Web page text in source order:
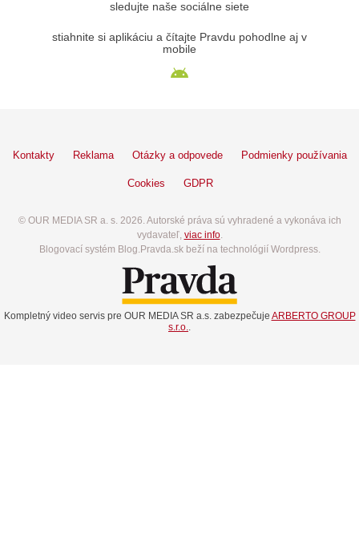
sledujte naše sociálne siete
stiahnite si aplikáciu a čítajte Pravdu pohodlne aj v
mobile
Kontakty Reklama Otázky a odpovede Podmienky používania
Cookies GDPR
© OUR MEDIA SR a. s. 2026. Autorské práva sú vyhradené a vykonáva ich
vydavateľ, viac info.
Blogovací systém Blog.Pravda.sk beží na technológií Wordpress.
Kompletný video servis pre OUR MEDIA SR a.s. zabezpečuje ARBERTO GROUP
s.r.o..